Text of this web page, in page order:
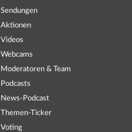
Sendungen
Aktionen
Videos
Webcams
Moderatoren & Team
Podcasts
News-Podcast
Themen-Ticker
Voting